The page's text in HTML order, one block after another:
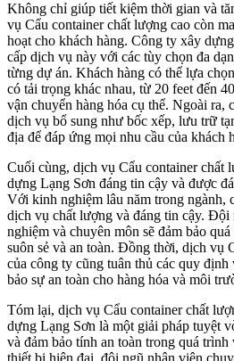
Không chỉ giúp tiết kiệm thời gian và
vụ Cẩu container chất lượng cao còn
hoạt cho khách hàng. Công ty xây
cấp dịch vụ này với các tùy chọn đa
từng dự án. Khách hàng có thể lựa
có tải trọng khác nhau, từ 20 feet đến
vận chuyển hàng hóa cụ thể. Ngoài ra,
dịch vụ bổ sung như bốc xếp, lưu trữ
địa để đáp ứng mọi nhu cầu của khách
Cuối cùng, dịch vụ Cẩu container chất
dựng Lạng Sơn đáng tin cậy và được
Với kinh nghiệm lâu năm trong ngành,
dịch vụ chất lượng và đáng tin cậy. Đội
nghiệm và chuyên môn sẽ đảm bảo
suôn sẻ và an toàn. Đồng thời, dịch vụ
của công ty cũng tuân thủ các quy
bảo sự an toàn cho hàng hóa và môi
Tóm lại, dịch vụ Cẩu container chất
dựng Lạng Sơn là một giải pháp tuyệt
và đảm bảo tính an toàn trong quá
thiết bị hiện đại, đội ngũ nhân viên